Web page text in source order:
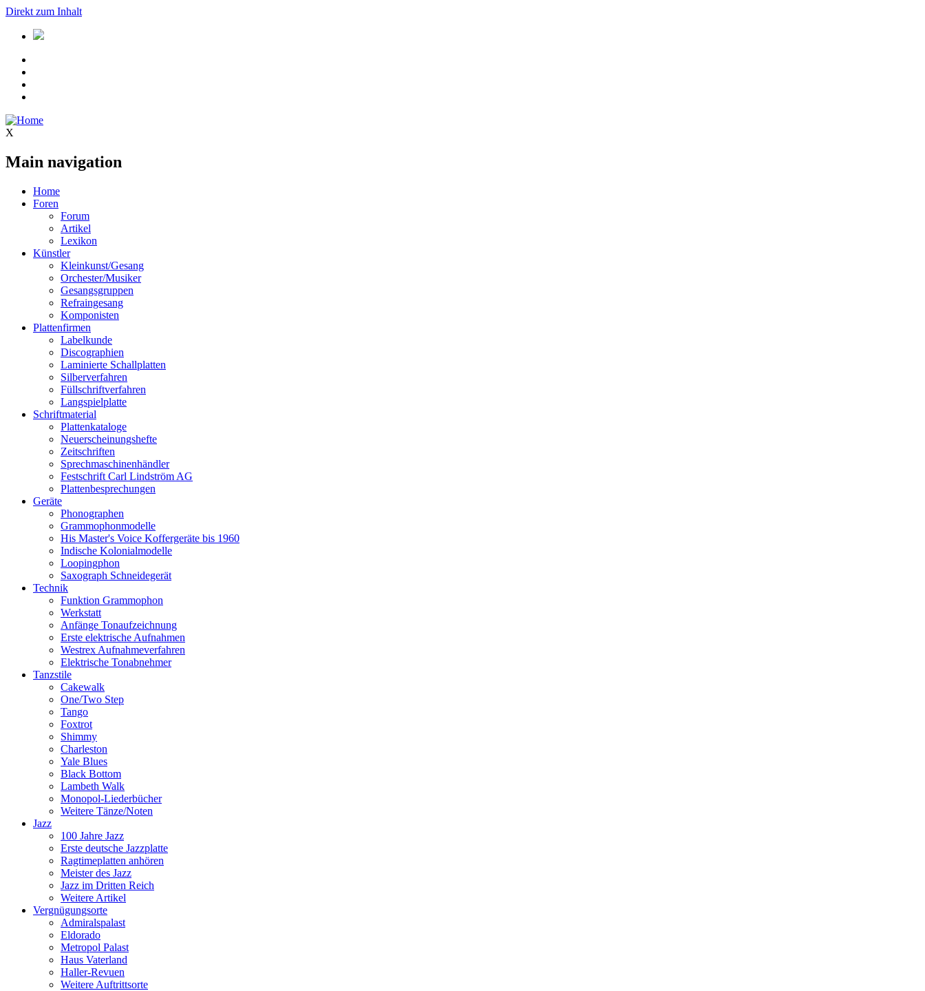
Direkt zum Inhalt
X
Main navigation
Home
Foren
Forum
Artikel
Lexikon
Künstler
Kleinkunst/Gesang
Orchester/Musiker
Gesangsgruppen
Refraingesang
Komponisten
Plattenfirmen
Labelkunde
Discographien
Laminierte Schallplatten
Silberverfahren
Füllschriftverfahren
Langspielplatte
Schriftmaterial
Plattenkataloge
Neuerscheinungshefte
Zeitschriften
Sprechmaschinenhändler
Festschrift Carl Lindström AG
Plattenbesprechungen
Geräte
Phonographen
Grammophonmodelle
His Master's Voice Koffergeräte bis 1960
Indische Kolonialmodelle
Loopingphon
Saxograph Schneidegerät
Technik
Funktion Grammophon
Werkstatt
Anfänge Tonaufzeichnung
Erste elektrische Aufnahmen
Westrex Aufnahmeverfahren
Elektrische Tonabnehmer
Tanzstile
Cakewalk
One/Two Step
Tango
Foxtrot
Shimmy
Charleston
Yale Blues
Black Bottom
Lambeth Walk
Monopol-Liederbücher
Weitere Tänze/Noten
Jazz
100 Jahre Jazz
Erste deutsche Jazzplatte
Ragtimeplatten anhören
Meister des Jazz
Jazz im Dritten Reich
Weitere Artikel
Vergnügungsorte
Admiralspalast
Eldorado
Metropol Palast
Haus Vaterland
Haller-Revuen
Weitere Auftrittsorte